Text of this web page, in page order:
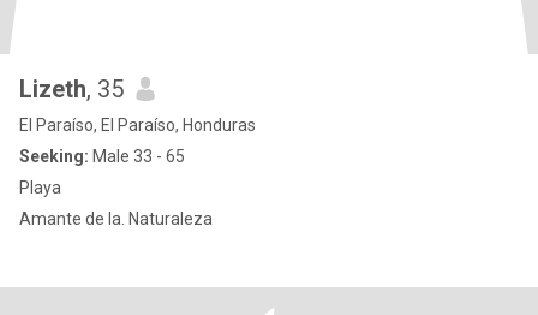
Lizeth, 35
El Paraíso, El Paraíso, Honduras
Seeking: Male 33 - 65
Playa
Amante de la. Naturaleza